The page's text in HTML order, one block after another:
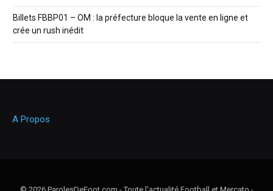
Billets FBBP01 – OM : la préfecture bloque la vente en ligne et
crée un rush inédit
A Propos